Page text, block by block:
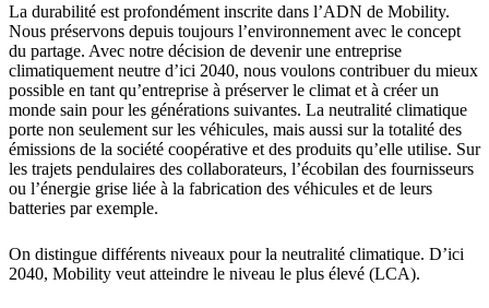
La durabilité est profondément inscrite dans l’ADN de Mobility.
Nous préservons depuis toujours l’environnement avec le concept
du partage. Avec notre décision de devenir une entreprise
climatiquement neutre d’ici 2040, nous voulons contribuer du mieux
possible en tant qu’entreprise à préserver le climat et à créer un
monde sain pour les générations suivantes. La neutralité climatique
porte non seulement sur les véhicules, mais aussi sur la totalité des
émissions de la société coopérative et des produits qu’elle utilise. Sur
les trajets pendulaires des collaborateurs, l’écobilan des fournisseurs
ou l’énergie grise liée à la fabrication des véhicules et de leurs
batteries par exemple.
On distingue différents niveaux pour la neutralité climatique. D’ici
2040, Mobility veut atteindre le niveau le plus élevé (LCA).